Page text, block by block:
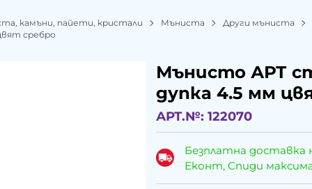
камъни, пайети, кристали Мъниста
Други мъниста
сребро
Мънисто АРТ
дупка 4.5 мм
АРТ.№: 122070
Безплатна доставка
Еконт, Спиди